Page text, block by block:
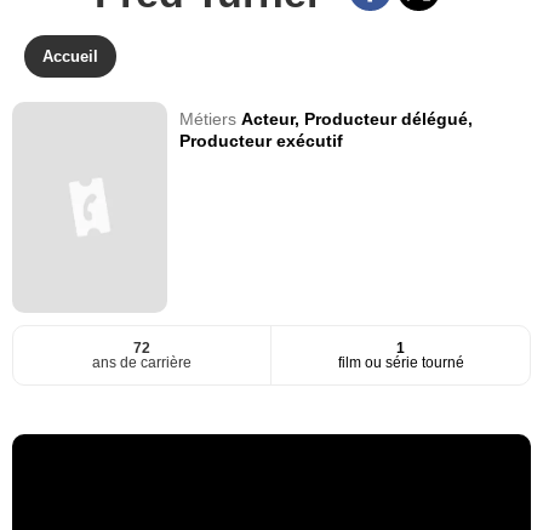
Accueil
MétiersActeur, Producteur délégué,
Producteur exécutif
72
ans de carrière
1
film ou série tourné